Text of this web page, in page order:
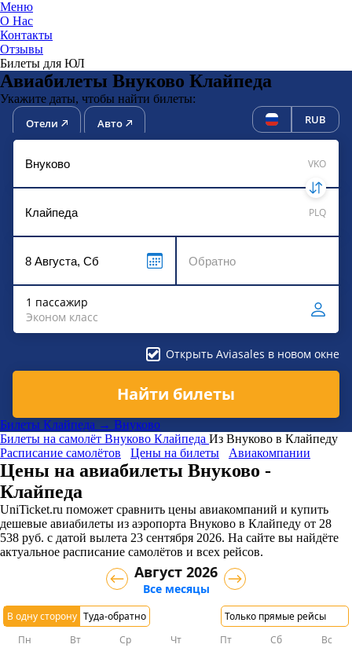
Меню
О Нас
Контакты
Отзывы
Билеты для ЮЛ
Авиабилеты Внуково Клайпеда
Укажите даты, чтобы найти билеты:
Отели Авто RUB
VKO
PLQ
1 пассажир
Эконом класс
Открыть Aviasales в новом окне
Найти билеты
Билеты Клайпеда → Внуково
Билеты на самолёт Внуково Клайпеда Из Внуково в Клайпеду
Расписание самолётов
Цены на билеты Авиакомпании
Цены на авиабилеты Внуково -
Клайпеда
UniTicket.ru поможет сравнить цены авиакомпаний и купить
дешевые авиабилеты из аэропорта Внуково в Клайпеду от 28
538 руб. с датой вылета 23 сентября 2026. На сайте вы найдёте
актуальное расписание самолётов и всех рейсов.
В одну сторону Туда-обратно Только прямые рейсы
Август 2026
Все месяцы
Пн Вт Ср Чт Пт Сб Вс